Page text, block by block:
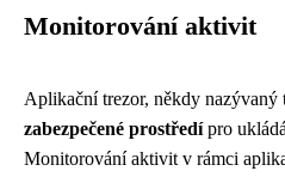
Monitorování aktivit
Aplikační trezor, někdy
zabezpečené prostředípro
Monitorování aktivit v rámci